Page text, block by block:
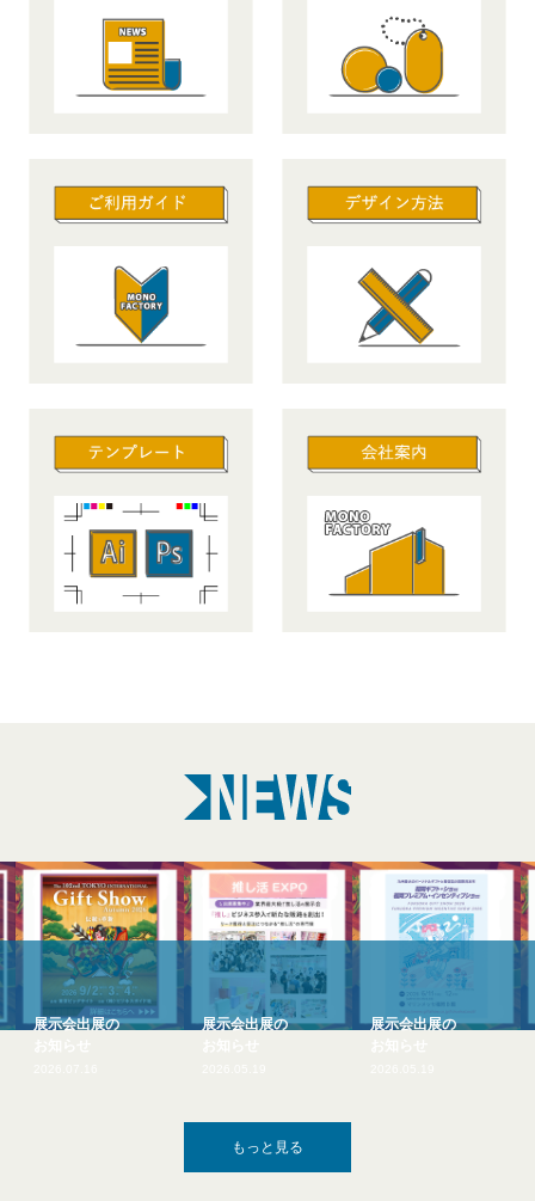
出展の
展示会出展の
展示会出展の
展示会出
もっと見る